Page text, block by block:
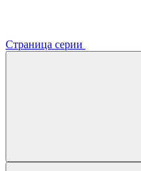
Страница серии